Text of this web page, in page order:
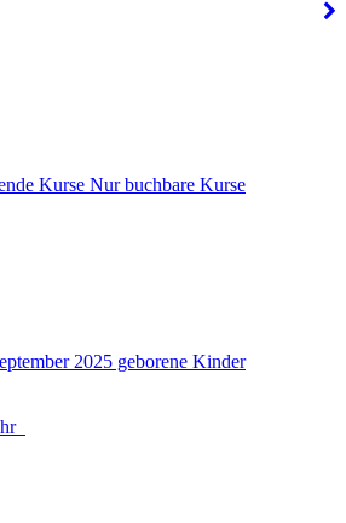
Kurse Nur buchbare Kurse
2025 geborene Kinder